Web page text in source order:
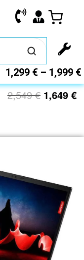
1,299 € – 1,999 €
2,549€ 1,649 €